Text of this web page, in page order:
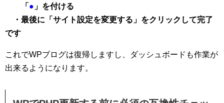
「 ● 」を付ける
・最後に「サイト設定を変更する」をクリックして完了
です
これでWPブログは復帰しますし、ダッシュボードも作業が
出来るようになります。